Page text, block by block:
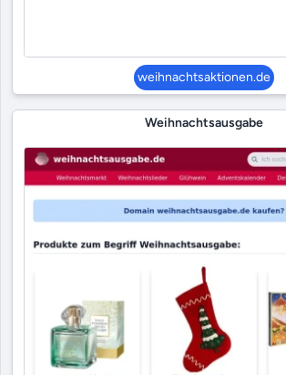
weihnachtsaktionen.de
Weihnachtsausgabe